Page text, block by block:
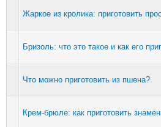
Жаркое из кролика: приготовить
Бризоль: что это такое и как его
Что можно приготовить из пшена?
Крем-брюле: как приготовить